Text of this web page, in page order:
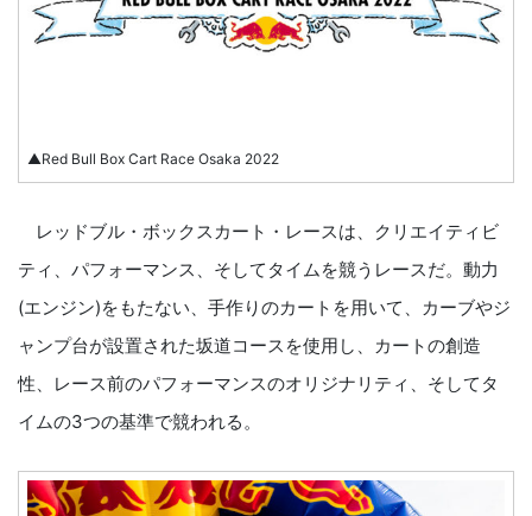
▲Red Bull Box Cart Race Osaka 2022
レッドブル・ボックスカート・レースは、クリエイティビ
ティ、パフォーマンス、そしてタイムを競うレースだ。動力
(エンジン)をもたない、手作りのカートを用いて、カーブやジ
ャンプ台が設置された坂道コースを使用し、カートの創造
性、レース前のパフォーマンスのオリジナリティ、そしてタ
イムの3つの基準で競われる。